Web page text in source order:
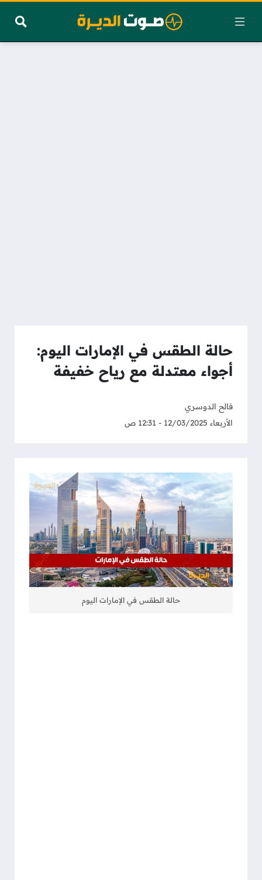
حالة الطقس في الإمارات اليوم:
أجواء معتدلة مع رياح خفيفة
فالح الدوسري
الأربعاء 12/03/2025 - 12:31 ص
حالة الطقس في الإمارات اليوم